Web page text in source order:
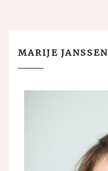
MARIJE JANSSEN